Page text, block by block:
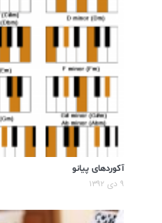
آکوردهای پیانو
۹ دی ۱۳۹۲